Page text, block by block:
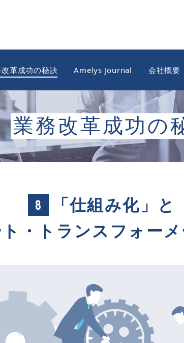
革成功の秘訣 Amelys Journal 会社概要
業務改革成功の
8
「仕組み化」と
・トランスフォーメ